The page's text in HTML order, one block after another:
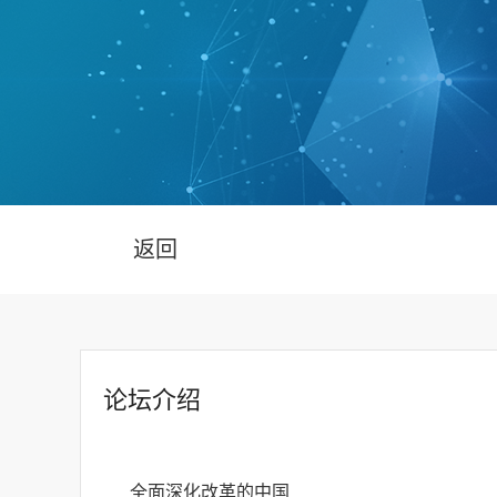
返回
论坛介绍
全面深化改革的中国